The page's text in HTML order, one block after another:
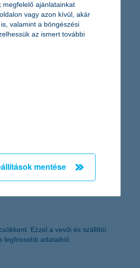
szükséges pénzügyi
50 hónap alatt fizetnek vissza.
Ezzel a vevői és szállítói
adataiból.
megfelelő ajánlatainkat
vagy azon kívül, akár
valamint a böngészési
az ismert további
mentése